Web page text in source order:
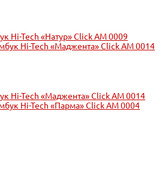
Hi-Tech «Натур» Click АМ 0009
Hi-Tech «Маджента» Click АМ 0014